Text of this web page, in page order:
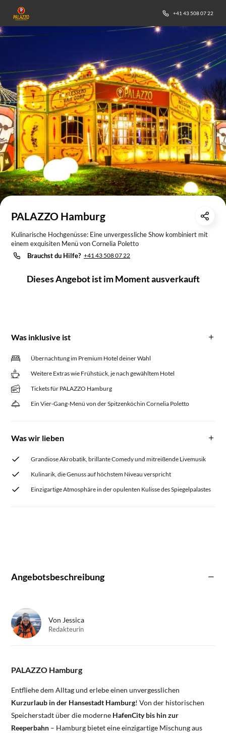
+41 43 508 07 22
PALAZZO Hamburg
Kulinarische Hochgenüsse: Eine unvergessliche Show kombiniert mit
einem exquisiten Menü von Cornelia Poletto
Brauchst du Hilfe? +41 43 508 07 22
Dieses Angebot ist im Moment ausverkauft
Was inklusive ist
Übernachtung im Premium Hotel deiner Wahl
Weitere Extras wie Frühstück, je nach gewähltem Hotel
Tickets für PALAZZO Hamburg
Ein Vier-Gang-Menü von der Spitzenköchin Cornelia Poletto
Was wir lieben
Grandiose Akrobatik, brillante Comedy und mitreißende Livemusik
Kulinarik, die Genuss auf höchstem Niveau verspricht
Einzigartige Atmosphäre in der opulenten Kulisse des Spiegelpalastes
Angebotsbeschreibung
PALAZZO Hamburg
Entfliehe dem Alltag und erlebe einen unvergesslichen
Kurzurlaub in der Hansestadt Hamburg! Von der historischen
Speicherstadt über die moderne HafenCity bis hin zur
Reeperbahn – Hamburg bietet eine einzigartige Mischung aus
Von Jessica
Redakteurin